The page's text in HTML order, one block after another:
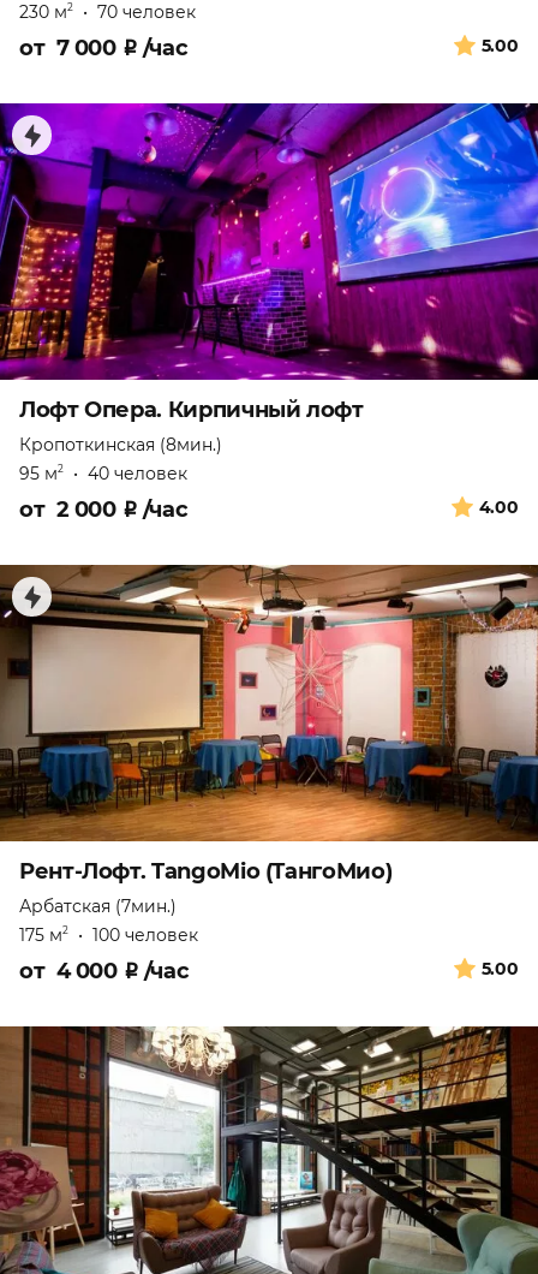
230 м2 • 70 человек
5.00
от 7 000 ₽ /час
Лофт Опера. Кирпичный лофт
Кропоткинская (8мин.)
95 м2 • 40 человек
4.00
от 2 000 ₽ /час
Рент-Лофт. TangoMio (ТангоМио)
Арбатская (7мин.)
175 м2 • 100 человек
5.00
от 4 000 ₽ /час